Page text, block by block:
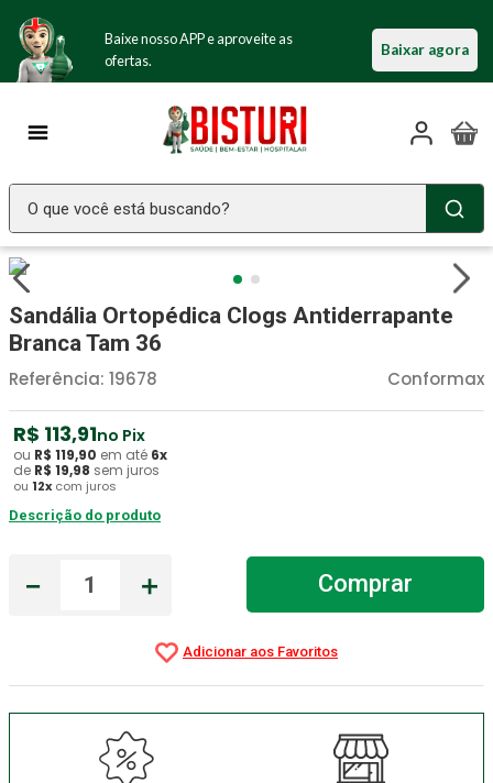
Baixe nosso APP e aproveite as
ofertas.
Baixar agora
O que você está buscando?
Sandália Ortopédica Clogs Antiderrapante
Branca Tam 36
Conformax
Referência: 19678
R$ 113,91no Pix
ou R$ 119,90 em até 6x
de R$ 19,98 sem juros
ou 12x com juros
Descrição do produto
＋
－ Comprar
2º Fralda Geriatrica
3º Luva Latex
4º Littmann
5 º Absorvente Geriatrico
6º Estetoscopio Littmann
7º Aparelho Pressão